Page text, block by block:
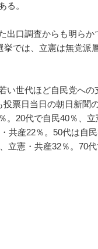
る。
出口調査からも明ら
では、立憲は無党派
い世代ほど自民党へ
票日当日の朝日新聞
。20代で自民40％、
共産22％。50代は自
立憲・共産32％。70